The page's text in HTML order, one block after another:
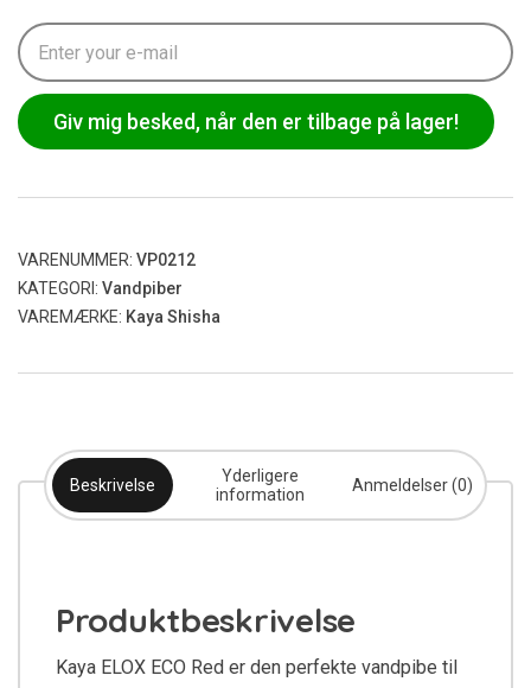
Giv mig besked, når den er tilbage på lager!
VARENUMMER: VP0212
KATEGORI: Vandpiber
VAREMÆRKE: Kaya Shisha
Beskrivelse
Yderligere
information
Anmeldelser (0)
Produktbeskrivelse
Kaya ELOX ECO Red er den perfekte vandpibe til